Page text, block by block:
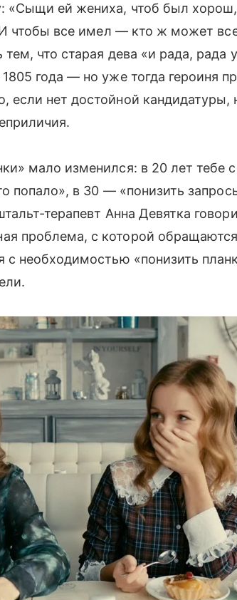
«Сыщи ей жениха, чтоб был хорош,
чтобы все имел — кто ж может
что старая дева «и рада, рада
года — но уже тогда героиня
если нет достойной кандидатуры,
мало изменился: в 20 лет тебе
попало», в 30 — «понизить
терапевт Анна Девятка
проблема, с которой
с необходимостью «понизить